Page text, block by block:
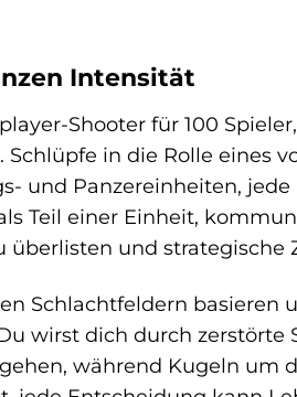
Intensität
Shooter für 100
in die Rolle eines
und Panzereinheiten,
Teil einer Einheit,
und strategische
Schlachtfeldern
wirst dich durch
während Kugeln um